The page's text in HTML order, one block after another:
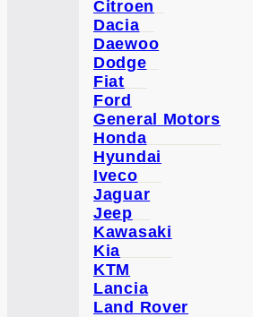
Citroen
Dacia
Daewoo
Dodge
Fiat
Ford
General Motors
Honda
Hyundai
Iveco
Jaguar
Jeep
Kawasaki
Kia
KTM
Lancia
Land Rover